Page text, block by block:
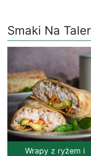
Smaki Na
Wrapy z ryżem i